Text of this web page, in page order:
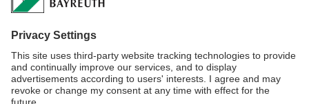
Hendrik Rupertus (
möglich. Die Teilnehmerzahl ist begrenzt, weswegen das
first-come-first-served Prinzip gilt!
Alle weiteren Informationen findet Ihr auf dem Aushang.